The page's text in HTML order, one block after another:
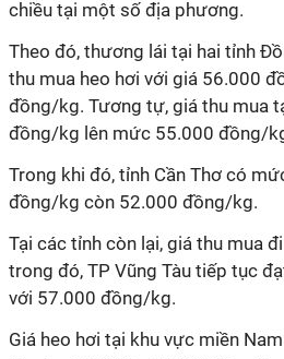
chiều tại một số địa phương.
Theo đó, thương lái tại hai tỉnh
thu mua heo hơi với giá 56.000
đồng/kg. Tương tự, giá thu mua
đồng/kg lên mức 55.000 đồng/
Trong khi đó, tỉnh Cần Thơ có
đồng/kg còn 52.000 đồng/kg.
Tại các tỉnh còn lại, giá thu mua
trong đó, TP Vũng Tàu tiếp tục
với 57.000 đồng/kg.
Giá heo hơi tại khu vực miền